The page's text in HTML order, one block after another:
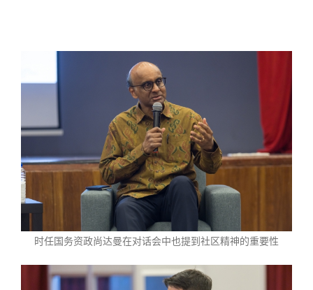
时任国务资政尚达曼在对话会中也提到社区精神的重要性